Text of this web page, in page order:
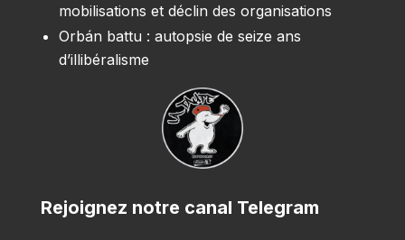
mobilisations et déclin des organisations
Orbán battu : autopsie de seize ans
d’illibéralisme
Rejoignez notre canal Telegram